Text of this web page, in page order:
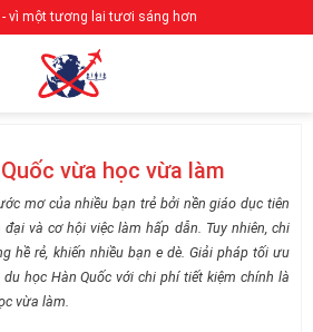
- vì một tương lai tươi sáng hơn
vừa học vừa làm
mơ của nhiều bạn trẻ bởi nền giáo dục tiên
và cơ hội việc làm hấp dẫn. Tuy nhiên, chi
hề rẻ, khiến nhiều bạn e dè. Giải pháp tối ưu
học Hàn Quốc với chi phí tiết kiệm chính là
vừa làm.